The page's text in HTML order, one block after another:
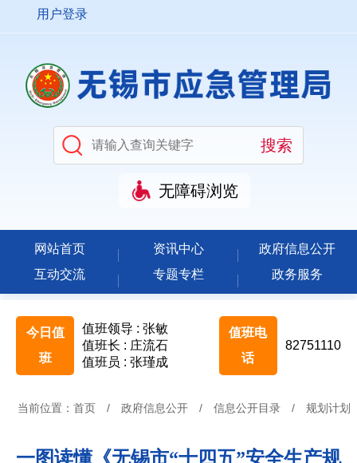
用户登录
无障碍浏览
网站首页 资讯中心
政府信息公开
互动交流
专题专栏 政务服务
今日值
班
值班领导 : 张敏
值班长 : 庄流石
值班员 : 张瑾成
值班电
话
82751110
当前位置： 首页 / 政府信息公开 / 信息公开目录 / 规划计划
一图读懂《无锡市“十四五”安全生产规